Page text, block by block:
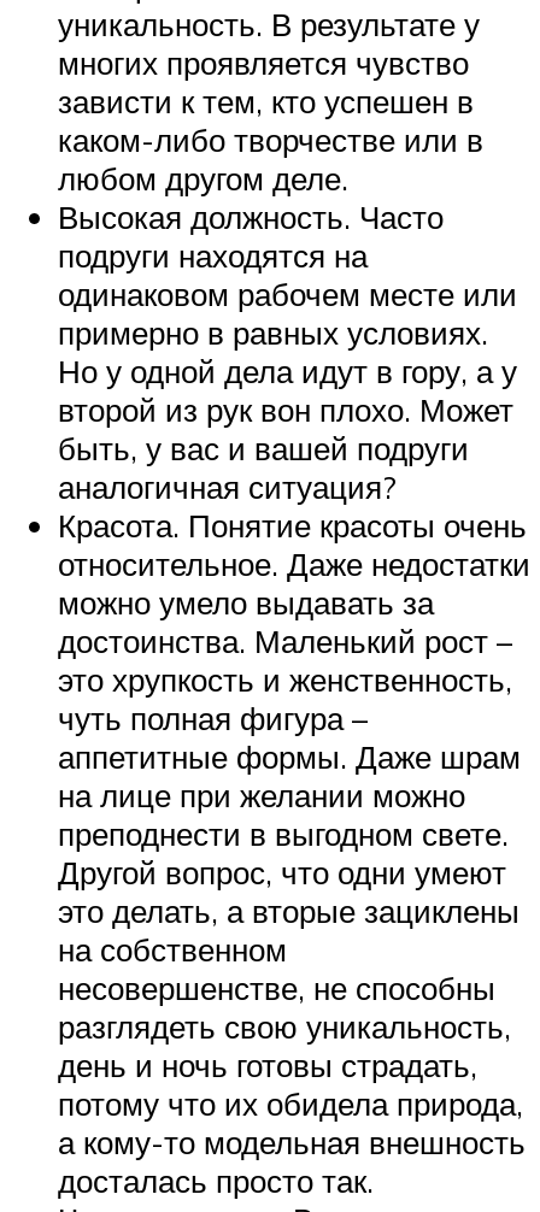
уникальность. В результате у
многих проявляется чувство
зависти к тем, кто успешен в
каком-либо творчестве или в
любом другом деле.
Высокая должность. Часто
подруги находятся на
одинаковом рабочем месте или
примерно в равных условиях.
Но у одной дела идут в гору, а у
второй из рук вон плохо. Может
быть, у вас и вашей подруги
аналогичная ситуация?
Красота. Понятие красоты очень
относительное. Даже недостатки
можно умело выдавать за
достоинства. Маленький рост –
это хрупкость и женственность,
чуть полная фигура –
аппетитные формы. Даже шрам
на лице при желании можно
преподнести в выгодном свете.
Другой вопрос, что одни умеют
это делать, а вторые зациклены
на собственном
несовершенстве, не способны
разглядеть свою уникальность,
день и ночь готовы страдать,
потому что их обидела природа,
а кому-то модельная внешность
досталась просто так.